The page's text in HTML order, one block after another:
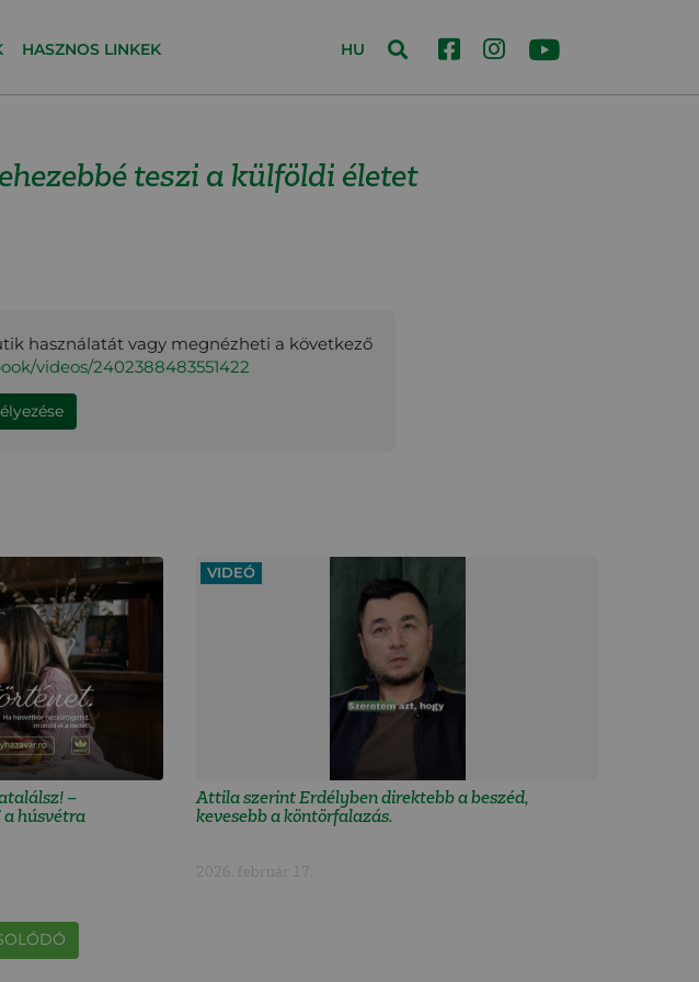
HASZNOS LINKEK HU
teszi a külföldi életet
használatát vagy megnézheti a következő
videos/2402388483551422
–
a húsvétra
VIDEÓ
Attila szerint Erdélyben direktebb a beszéd,
kevesebb a köntörfalazás.
2026. február 17.